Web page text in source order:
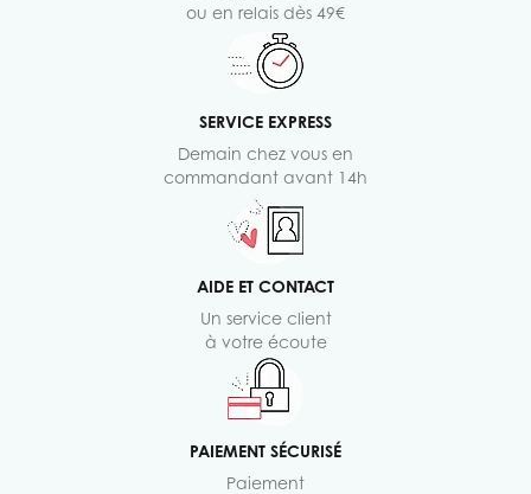
ou en relais dès 49€
SERVICE EXPRESS
Demain chez vous en
commandant avant 14h
AIDE ET CONTACT
Un service client
à votre écoute
PAIEMENT SÉCURISÉ
Paiement